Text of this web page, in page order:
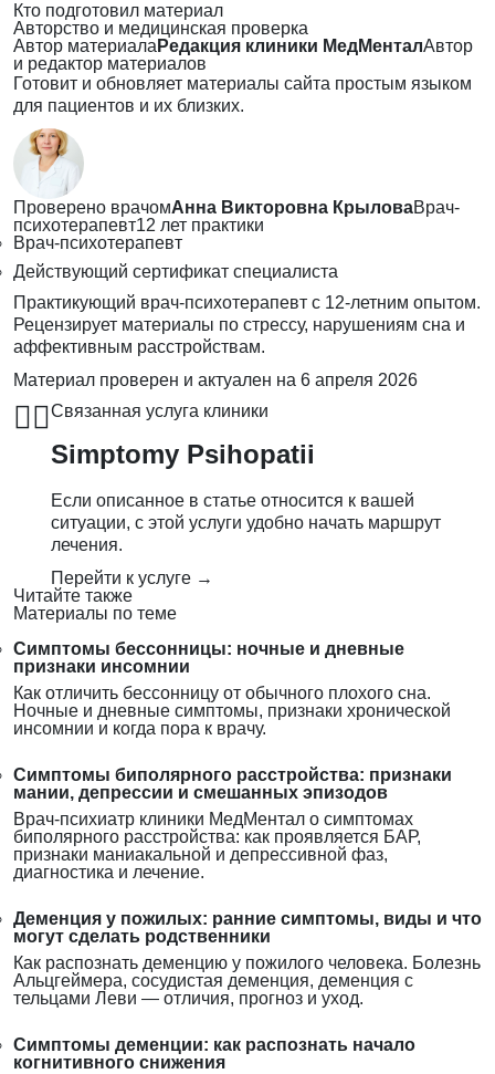
Кто подготовил материал
Авторство и медицинская проверка
Автор материала Редакция клиники МедМенталАвтор
и редактор материалов
Готовит и обновляет материалы сайта простым языком
для пациентов и их близких.
Проверено врачомАнна Викторовна КрыловаВрач-
психотерапевт12 лет практики
Врач-психотерапевт
Действующий сертификат специалиста
Практикующий врач-психотерапевт с 12-летним опытом.
Рецензирует материалы по стрессу, нарушениям сна и
аффективным расстройствам.
Материал проверен и актуален на 6 апреля 2026
👨‍⚕️Связанная услуга клиники
Simptomy Psihopatii
Если описанное в статье относится к вашей
ситуации, с этой услуги удобно начать маршрут
лечения.
Перейти к услуге →
Читайте также
Материалы по теме
Симптомы бессонницы: ночные и дневные
признаки инсомнии
Как отличить бессонницу от обычного плохого сна.
Ночные и дневные симптомы, признаки хронической
инсомнии и когда пора к врачу.
Симптомы биполярного расстройства: признаки
мании, депрессии и смешанных эпизодов
Врач-психиатр клиники МедМентал о симптомах
биполярного расстройства: как проявляется БАР,
признаки маниакальной и депрессивной фаз,
диагностика и лечение.
Деменция у пожилых: ранние симптомы, виды и что
могут сделать родственники
Как распознать деменцию у пожилого человека. Болезнь
Альцгеймера, сосудистая деменция, деменция с
тельцами Леви — отличия, прогноз и уход.
Симптомы деменции: как распознать начало
когнитивного снижения